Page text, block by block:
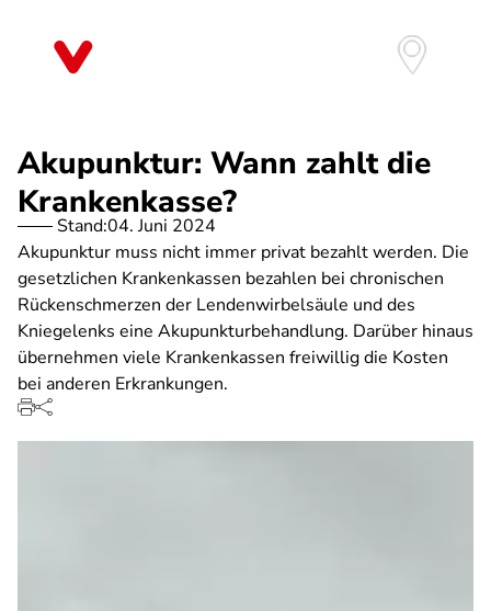
Akupunktur: Wann zahlt die
Krankenkasse?
Stand:04. Juni 2024
Akupunktur muss nicht immer privat bezahlt werden. Die
gesetzlichen Krankenkassen bezahlen bei chronischen
Rückenschmerzen der Lendenwirbelsäule und des
Kniegelenks eine Akupunkturbehandlung. Darüber hinaus
übernehmen viele Krankenkassen freiwillig die Kosten
bei anderen Erkrankungen.